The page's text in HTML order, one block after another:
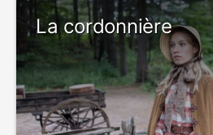
La cordonnière